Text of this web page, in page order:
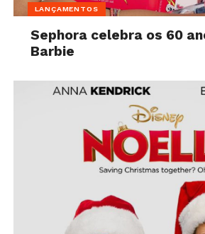
LANÇAMENTOS
Sephora celebra os 60
Barbie